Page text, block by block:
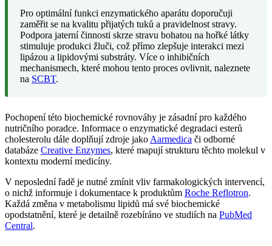
Pro optimální funkci enzymatického aparátu doporučuji
zaměřit se na kvalitu přijatých tuků a pravidelnost stravy.
Podpora jaterní činnosti skrze stravu bohatou na hořké látky
stimuluje produkci žluči, což přímo zlepšuje interakci mezi
lipázou a lipidovými substráty. Více o inhibičních
mechanismech, které mohou tento proces ovlivnit, naleznete
na SCBT.
Pochopení této biochemické rovnováhy je zásadní pro každého
nutričního poradce. Informace o enzymatické degradaci esterů
cholesterolu dále doplňují zdroje jako Aarmedica či odborné
databáze Creative Enzymes, které mapují strukturu těchto molekul v
kontextu moderní medicíny.
V neposlední řadě je nutné zmínit vliv farmakologických intervencí,
o nichž informuje i dokumentace k produktům Roche Reflotron.
Každá změna v metabolismu lipidů má své biochemické
opodstatnění, které je detailně rozebíráno ve studiích na PubMed
Central.